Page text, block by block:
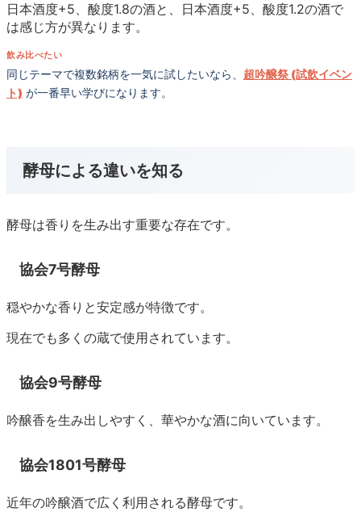
日本酒度+5、酸度1.8の酒と、日本酒度+5、酸度1.2の酒で
は感じ方が異なります。
飲み比べたい
同じテーマで複数銘柄を一気に試したいなら、 超吟醸祭 (試飲イベン
ト) が一番早い学びになります。
酵母による違いを知る
酵母は香りを生み出す重要な存在です。
協会7号酵母
穏やかな香りと安定感が特徴です。
現在でも多くの蔵で使用されています。
協会9号酵母
吟醸香を生み出しやすく、華やかな酒に向いています。
協会1801号酵母
近年の吟醸酒で広く利用される酵母です。